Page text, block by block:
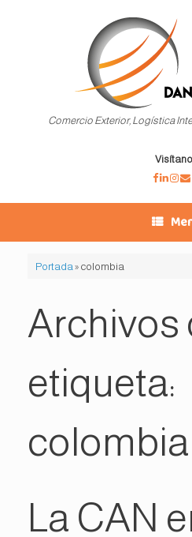
Comercio Exterior, Logística
Portada » colombia
Archivos
etiqueta:
colombia
La CAN